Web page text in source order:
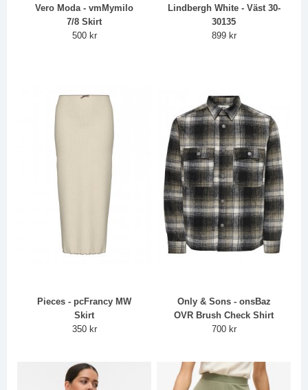
Vero Moda - vmMymilo
7/8 Skirt
500 kr
Lindbergh White - Väst 30-
30135
899 kr
Pieces - pcFrancy MW
Skirt
350 kr
Only & Sons - onsBaz
OVR Brush Check Shirt
700 kr